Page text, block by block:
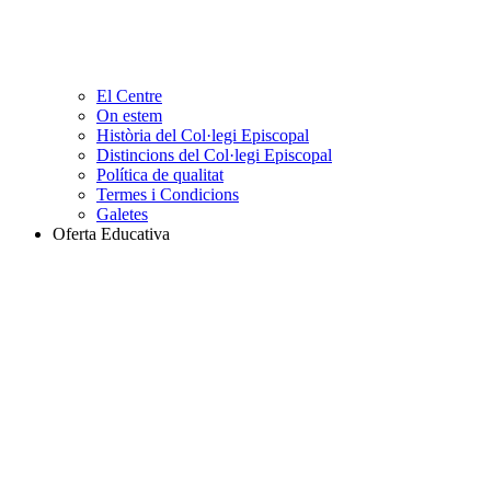
El Centre
On estem
Història del Col·legi Episcopal
Distincions del Col·legi Episcopal
Política de qualitat
Termes i Condicions
Galetes
Oferta Educativa